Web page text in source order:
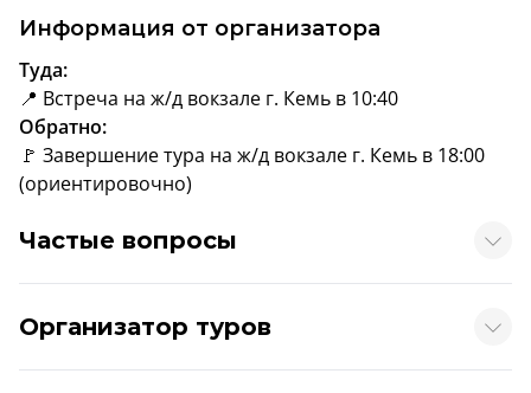
Информация от организатора
Туда:
📍 Встреча на ж/д вокзале г. Кемь в 10:40
Обратно:
🚩 Завершение тура на ж/д вокзале г. Кемь в 18:00
(ориентировочно)
Частые вопросы
Организатор туров